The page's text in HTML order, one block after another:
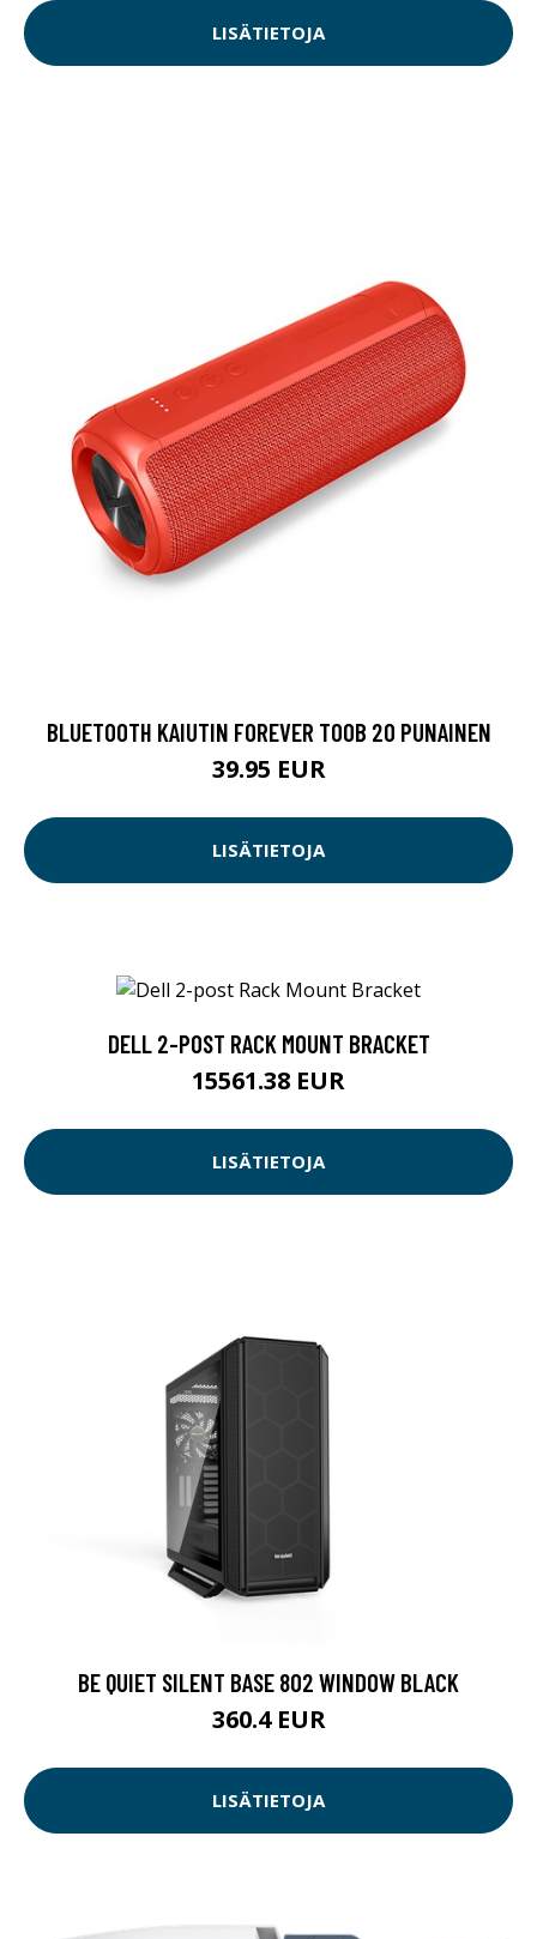
LISÄTIETOJA
BLUETOOTH KAIUTIN FOREVER TOOB 20 PUNAINEN
39.95 EUR
LISÄTIETOJA
DELL 2-POST RACK MOUNT BRACKET
15561.38 EUR
LISÄTIETOJA
BE QUIET SILENT BASE 802 WINDOW BLACK
360.4 EUR
LISÄTIETOJA